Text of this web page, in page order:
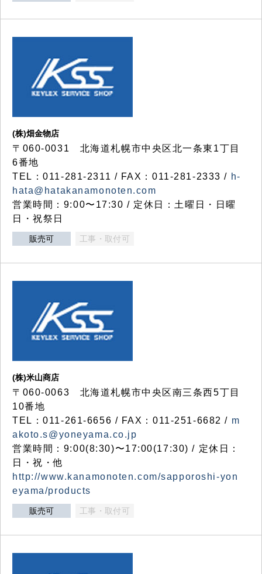
(株)畑金物店
〒060-0031 北海道札幌市中央区北一条東1丁目
6番地
TEL：011-281-2311 / FAX：011-281-2333 / h-
hata@hatakanamonoten.com
営業時間：9:00〜17:30 / 定休日：土曜日・日曜
日・祝祭日
販売可 工事・取付可
(株)米山商店
〒060-0063 北海道札幌市中央区南三条西5丁目
10番地
TEL：011-261-6656 / FAX：011-251-6682 / m
akoto.s@yoneyama.co.jp
営業時間：9:00(8:30)〜17:00(17:30) / 定休日：
日・祝・他
http://www.kanamonoten.com/sapporoshi-yon
eyama/products
販売可 工事・取付可